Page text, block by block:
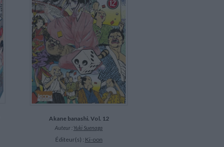
Akane banashi. Vol. 12
Auteur : Yuki Suenaga
Éditeur(s) : Ki-oon